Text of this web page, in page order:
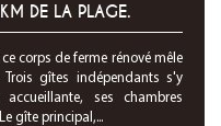
DE LA PLAGE.
corps de ferme rénové mêle
gîtes indépendants s'y
ses chambres
gîte principal,...